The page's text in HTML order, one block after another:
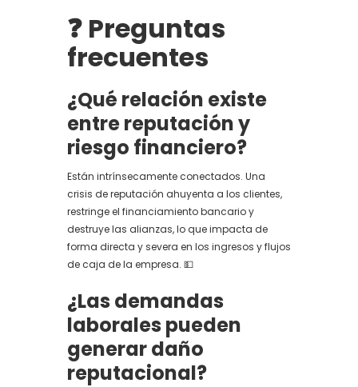
❓ Preguntas
frecuentes
¿Qué relación existe
entre reputación y
riesgo financiero?
Están intrínsecamente conectados. Una
crisis de reputación ahuyenta a los clientes,
restringe el financiamiento bancario y
destruye las alianzas, lo que impacta de
forma directa y severa en los ingresos y flujos
de caja de la empresa. 💵
¿Las demandas
laborales pueden
generar daño
reputacional?